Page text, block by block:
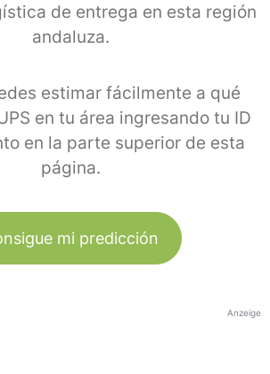
de entrega en esta región
andaluza.
estimar fácilmente a qué
en tu área ingresando tu ID
en la parte superior de esta
página.
mi predicción
Anzeige